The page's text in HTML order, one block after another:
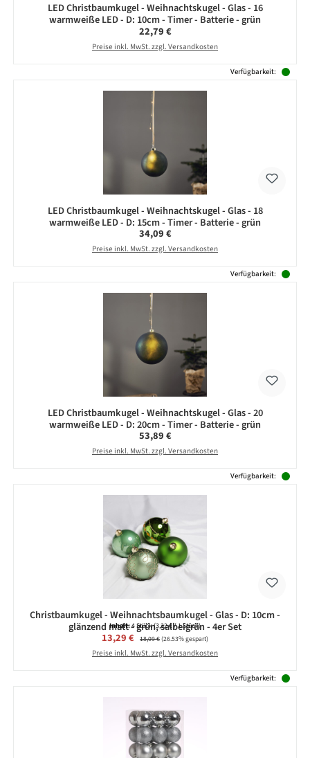
LED Christbaumkugel - Weihnachtskugel - Glas - 16
warmweiße LED - D: 10cm - Timer - Batterie - grün
Regulärer Preis:
22,79 €
Preise inkl. MwSt. zzgl. Versandkosten
Verfügbarkeit:
LED Christbaumkugel - Weihnachtskugel - Glas - 18
warmweiße LED - D: 15cm - Timer - Batterie - grün
Regulärer Preis:
34,09 €
Preise inkl. MwSt. zzgl. Versandkosten
Verfügbarkeit:
LED Christbaumkugel - Weihnachtskugel - Glas - 20
warmweiße LED - D: 20cm - Timer - Batterie - grün
Regulärer Preis:
53,89 €
Preise inkl. MwSt. zzgl. Versandkosten
Verfügbarkeit:
Christbaumkugel - Weihnachtsbaumkugel - Glas - D: 10cm -
glänzend matt - grün, salbeigrün - 4er Set
Inhalt:4 Stück(3,32 € / 1 Stück)
Verkaufspreis:
13,29 € Regulärer Preis:
18,09 €(26.53% gespart)
Preise inkl. MwSt. zzgl. Versandkosten
Verfügbarkeit: